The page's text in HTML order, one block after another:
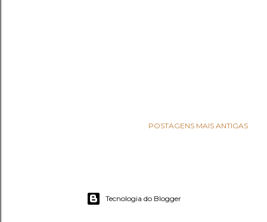
POSTAGENS MAIS ANTIGAS
Tecnologia do Blogger